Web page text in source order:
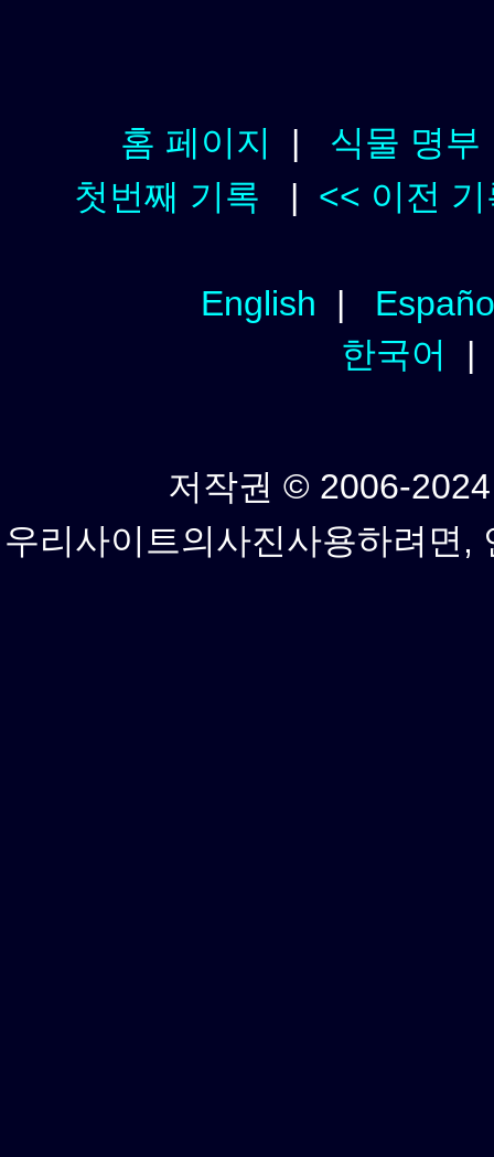
홈 페이지 | 식물 명부
첫번째 기록 | << 이전 기
English |
한국어
저작권 © 2006-
우리사이트의사진사용하려면,